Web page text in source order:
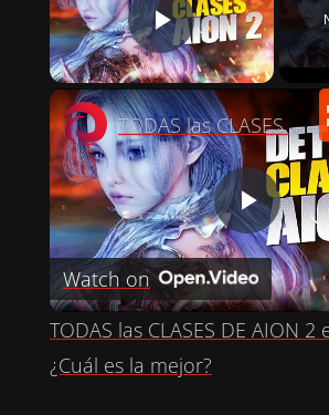
PLAY
P
L
TODAS las CLASES DE AION 2 explicadas: ¿Cuál es la mejor?
Watch on
TODAS las CLASES DE AION 2
¿Cuál es la mejor?